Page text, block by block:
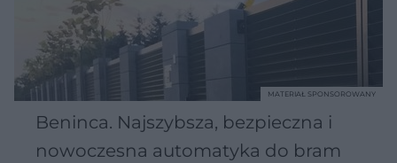
Beninca. Najszybsza, bezpieczna i
nowoczesna automatyka do bram
MATERIAŁ SPONSOROWANY